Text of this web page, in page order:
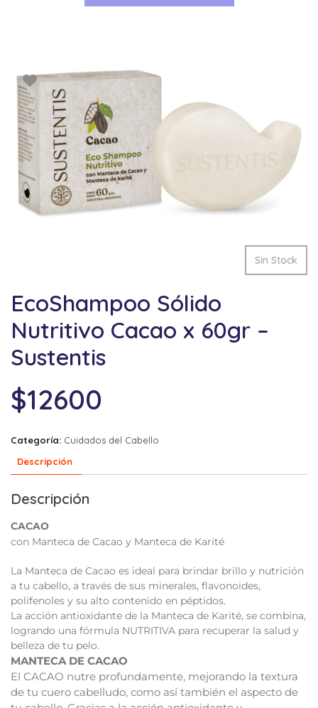
Sin Stock
EcoShampoo Sólido
Nutritivo Cacao x 60gr –
Sustentis
$12600
Categoría: Cuidados del Cabello
Descripción
Descripción
CACAO
con Manteca de Cacao y Manteca de Karité
La Manteca de Cacao es ideal para brindar brillo y nutrición
a tu cabello, a través de sus minerales, flavonoides,
polifenoles y su alto contenido en péptidos.
La acción antioxidante de la Manteca de Karité, se combina,
logrando una fórmula NUTRITIVA para recuperar la salud y
belleza de tu pelo.
MANTECA DE CACAO
El CACAO nutre profundamente, mejorando la textura
de tu cuero cabelludo, como así también el aspecto de